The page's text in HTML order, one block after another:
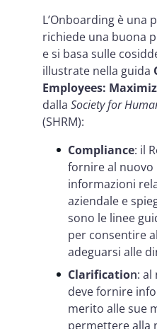
L’Onboarding è una
richiede una buona
e si basa sulle
illustrate nella guida
Employees:
dalla Society for
(SHRM):
Compliance: il
fornire al
informazioni
aziendale e
sono le linee
per consentire
adeguarsi alle
Clarification: al
deve fornire
merito alle sue
permettere alla